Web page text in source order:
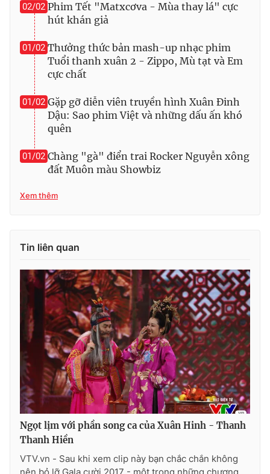
VTV Money
VTV Sức khoẻ Bất động sản
Thị trường 24h Tấm lòng Việt
VTV4
VTV9 VTV8
Liên hệ tòa soạn
Theo dõi báo trên
Cơ quan chủ quản:Đài Truyền hình Việt Nam
Cơ quan báo chí:Thời báo VTV
Giấy phép hoạt động báo in và báo điện tử số 483/GP-BTTTT
cấp ngày 29/12/2023
Vũ Thanh Thủy
Phó Tổng Biên tập:
Tổng đài VTV:024.38 355 931 - 024.38 355 932
02/02 Phim Tết "Matxcơva - Mùa thay lá" cực
hút khán giả
01/02 Thưởng thức bản mash-up nhạc phim
Tuổi thanh xuân 2 - Zippo, Mù tạt và Em
cực chất
01/02 Gặp gỡ diễn viên truyền hình Xuân Đinh
Dậu: Sao phim Việt và những dấu ấn khó
quên
01/02 Chàng "gà" điển trai Rocker Nguyễn xông
đất Muôn màu Showbiz
Xem thêm
Tin liên quan
Ngọt lịm với phần song ca của Xuân Hinh - Thanh
Thanh Hiền
VTV.vn - Sau khi xem clip này bạn chắc chắn không